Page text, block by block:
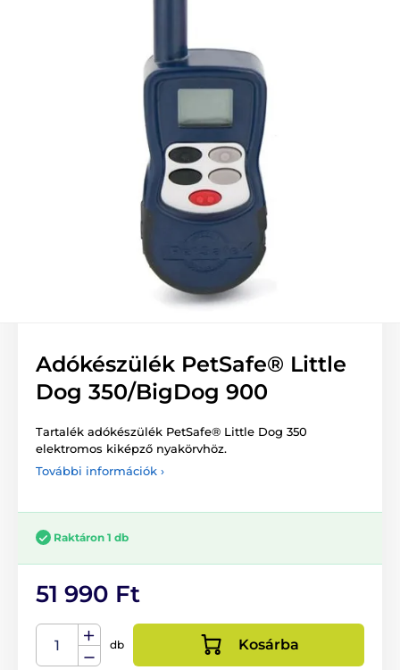
Adókészülék PetSafe® Little
Dog 350/BigDog 900
Tartalék adókészülék PetSafe® Little Dog 350
elektromos kiképző nyakörvhöz.
További információk ›
Raktáron 1 db
51 990 Ft
db Kosárba